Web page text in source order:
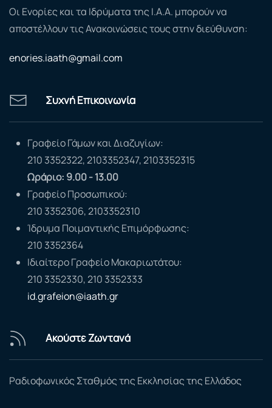
Οι Ενορίες και τα Ιδρύματα της Ι.Α.Α. μπορούν να
αποστέλλουν τις Ανακοινώσεις τους στην διεύθυνση:
enories.iaath@gmail.com
Συχνή Επικοινωνία
Γραφείο Γάμων και Διαζυγίων:
210 3352322, 2103352347, 2103352315
Ωράριο: 9.00 - 13.00
Γραφείο Προσωπικού:
210 3352306, 2103352310
Ίδρυμα Ποιμαντικής Επιμόρφωσης:
210 3352364
Ιδιαίτερο Γραφείο Μακαριωτάτου:
210 3352330, 210 3352333
id.grafeion@iaath.gr
Ακούστε Ζωντανά
Ραδιοφωνικός Σταθμός της Εκκλησίας της Ελλάδος